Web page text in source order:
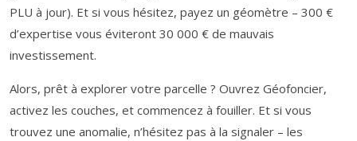
PLU à jour). Et si vous hésitez, payez un géomètre – 300 €
d’expertise vous éviteront 30 000 € de mauvais
investissement.
Alors, prêt à explorer votre parcelle ? Ouvrez Géofoncier,
activez les couches, et commencez à fouiller. Et si vous
trouvez une anomalie, n’hésitez pas à la signaler – les